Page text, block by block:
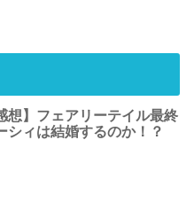
想】フェアリーテイル最終
シィは結婚するのか！？